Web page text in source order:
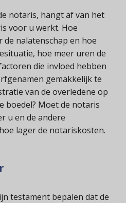
notaris, hangt af van het
voor u werkt. Hoe
nalatenschap en hoe
hoe meer uren de
die invloed hebben
gemakkelijk te
van de overledene op
boedel? Moet de notaris
u en de andere
lager de notariskosten.
testament bepalen dat de